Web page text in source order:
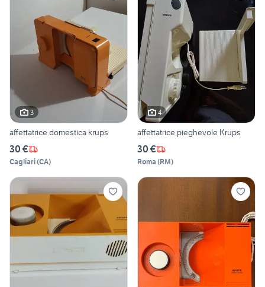
3
affettatrice domestica krups
30 €
Cagliari(CA)
4
affettatrice pieghevole Krups
30 €
Roma (RM)